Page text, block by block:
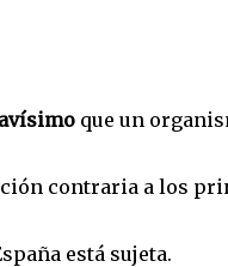
que un
contraria a los
está sujeta.